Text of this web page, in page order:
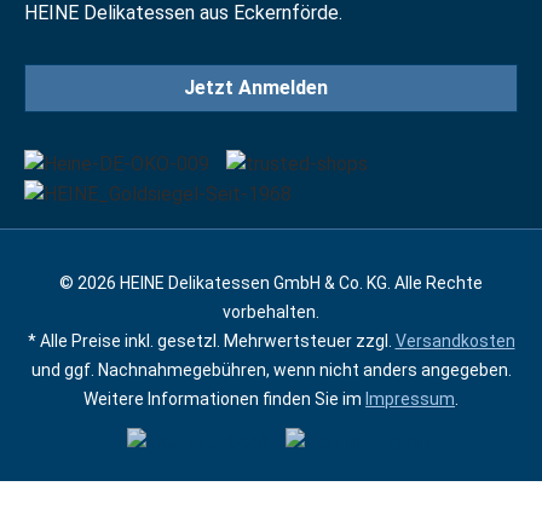
HEINE Delikatessen aus Eckernförde.
Jetzt Anmelden
© 2026 HEINE Delikatessen GmbH & Co. KG. Alle Rechte
vorbehalten.
* Alle Preise inkl. gesetzl. Mehrwertsteuer zzgl. Versandkosten
und ggf. Nachnahmegebühren, wenn nicht anders angegeben.
Weitere Informationen finden Sie im Impressum.